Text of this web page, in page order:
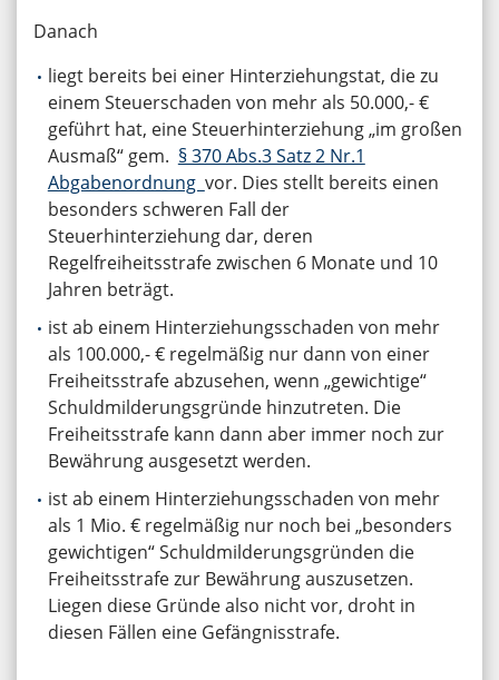
Danach
liegt bereits bei einer Hinterziehungstat, die zu
einem Steuerschaden von mehr als 50.000,- €
geführt hat, eine Steuerhinterziehung „im großen
Ausmaß“ gem. § 370 Abs.3 Satz 2 Nr.1
Abgabenordnung vor. Dies stellt bereits einen
besonders schweren Fall der
Steuerhinterziehung dar, deren
Regelfreiheitsstrafe zwischen 6 Monate und 10
Jahren beträgt.
ist ab einem Hinterziehungsschaden von mehr
als 100.000,- € regelmäßig nur dann von einer
Freiheitsstrafe abzusehen, wenn „gewichtige“
Schuldmilderungsgründe hinzutreten. Die
Freiheitsstrafe kann dann aber immer noch zur
Bewährung ausgesetzt werden.
ist ab einem Hinterziehungsschaden von mehr
als 1 Mio. € regelmäßig nur noch bei „besonders
gewichtigen“ Schuldmilderungsgründen die
Freiheitsstrafe zur Bewährung auszusetzen.
Liegen diese Gründe also nicht vor, droht in
diesen Fällen eine Gefängnisstrafe.